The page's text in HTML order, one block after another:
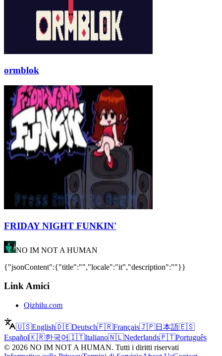
ormblok
FRIDAY NIGHT FUNKIN'
NO IM NOT A HUMAN
{"jsonContent":{"title":"","locale":"it","description":""}}
Link Amici
Qizhilu.com
🇺🇸English🇩🇪Deutsch🇫🇷Français🇯🇵日本語🇪🇸
Español🇰🇷한국어🇮🇹Italiano🇳🇱Nederlands🇵🇹Português
© 2026 NO IM NOT A HUMAN. Tutti i diritti riservati